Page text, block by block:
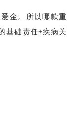
金。所以哪款重
基础责任+疾病关